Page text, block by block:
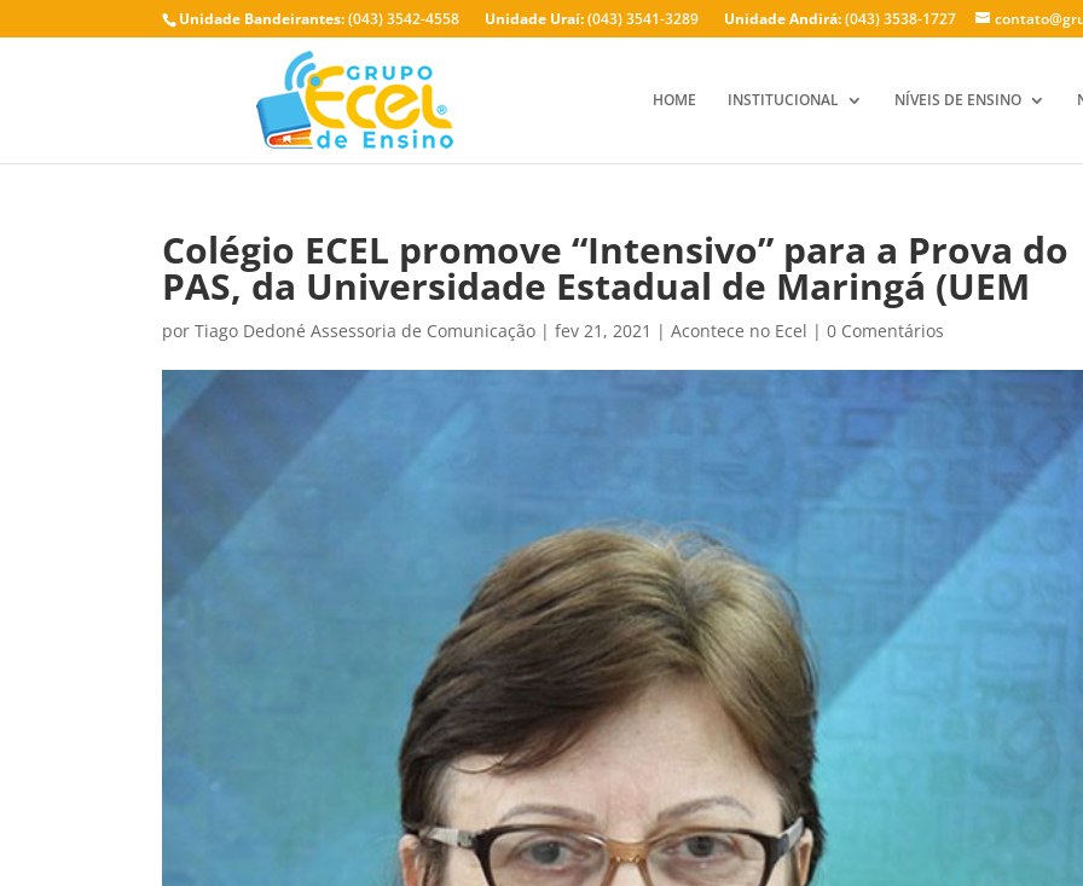
Unidade Bandeirantes:(043) 3542-4558 Unidade Uraí:(043) 3541-3289 Unidade Andirá:(043) 3538-1727
HOME INSTITUCIONAL NÍVEIS DE ENSINO
Colégio ECEL promove “Intensivo” para a Prova do
PAS, da Universidade Estadual de Maringá (UEM
porTiago Dedoné Assessoria de Comunicação |fev 21, 2021 |Acontece no Ecel |0 Comentários